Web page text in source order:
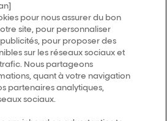
pour nous assurer du bon
site, pour personnaliser
pour proposer des
sur les réseaux sociaux et
Nous partageons
quant à votre navigation
partenaires analytiques,
sociaux.